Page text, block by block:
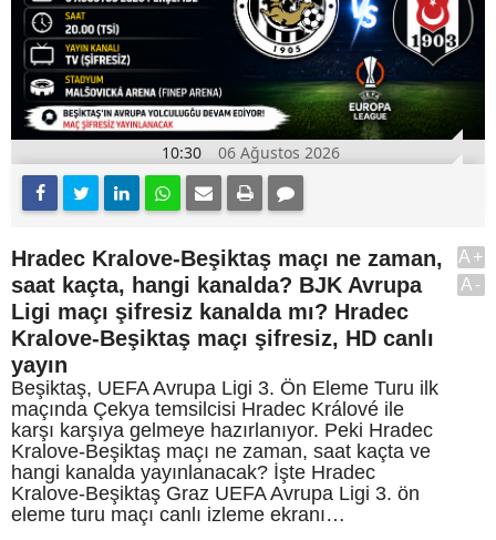
10:30 06 Ağustos 2026
Hradec Kralove-Beşiktaş maçı ne zaman,
saat kaçta, hangi kanalda? BJK Avrupa
Ligi maçı şifresiz kanalda mı? Hradec
Kralove-Beşiktaş maçı şifresiz, HD canlı
yayın
Beşiktaş, UEFA Avrupa Ligi 3. Ön Eleme Turu ilk
maçında Çekya temsilcisi Hradec Králové ile
karşı karşıya gelmeye hazırlanıyor. Peki Hradec
Kralove-Beşiktaş maçı ne zaman, saat kaçta ve
hangi kanalda yayınlanacak? İşte Hradec
Kralove-Beşiktaş Graz UEFA Avrupa Ligi 3. ön
eleme turu maçı canlı izleme ekranı…
A+
A-